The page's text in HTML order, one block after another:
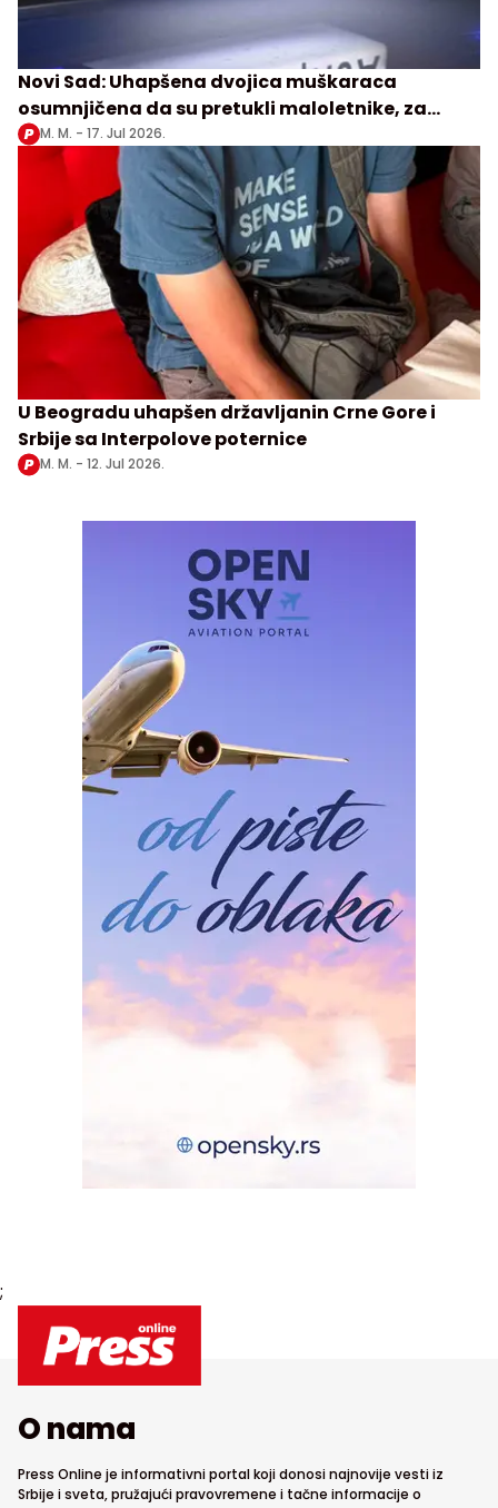
Novi Sad: Uhapšena dvojica muškaraca
osumnjičena da su pretukli maloletnike, za
trojicom se još traga
M. M. - 17. Jul 2026.
U Beogradu uhapšen državljanin Crne Gore i
Srbije sa Interpolove poternice
M. M. - 12. Jul 2026.
;
O nama
Press Online je informativni portal koji donosi najnovije vesti iz
Srbije i sveta, pružajući pravovremene i tačne informacije o